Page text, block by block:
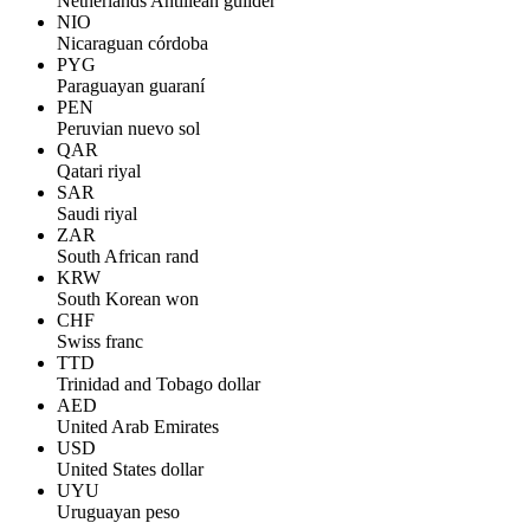
NIO
Nicaraguan córdoba
PYG
Paraguayan guaraní
PEN
Peruvian nuevo sol
QAR
Qatari riyal
SAR
Saudi riyal
ZAR
South African rand
KRW
South Korean won
CHF
Swiss franc
TTD
Trinidad and Tobago dollar
AED
United Arab Emirates
USD
United States dollar
UYU
Uruguayan peso